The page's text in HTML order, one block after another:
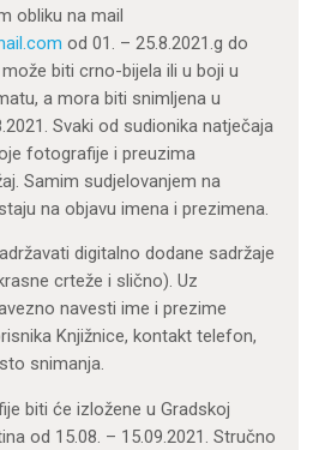
obliku na mail
od 01. – 25.8.2021.g do
biti crno-bijela ili u boji u
a mora biti snimljena u
Svaki od sudionika natječaja
fotografije i preuzima
Samim sudjelovanjem na
na objavu imena i prezimena.
digitalno dodane sadržaje
crteže i slično). Uz
navesti ime i prezime
Knjižnice, kontakt telefon,
snimanja.
biti će izložene u Gradskoj
od 15.08. – 15.09.2021. Stručno